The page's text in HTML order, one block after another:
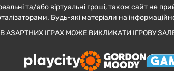
та/або віртуальні гроші, також сайт не
Будь-які матеріали на
АЗАРТНИХ ІГРАХ МОЖЕ ВИКЛИКАТИ ІГРОВУ